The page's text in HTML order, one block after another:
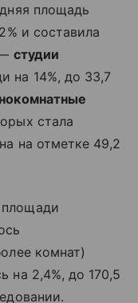
площадь
и составила
студии
на 14%, до 33,7
стала
на отметке 49,2
комнат)
на 2,4%, до 170,5